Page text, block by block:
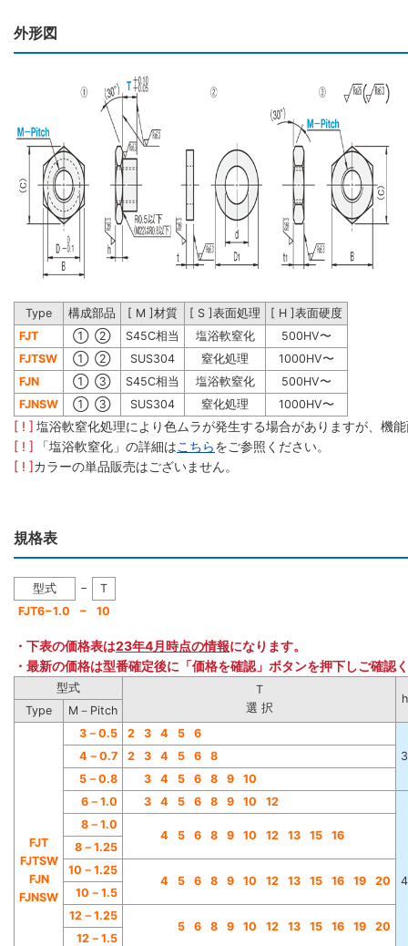
外形図
Type 構成部品 [ M ]材質 [ S ]表面処理
[ H ]表面硬度
FJT
① ② S45C相当 塩浴軟窒化
500HV〜
FJTSW
① ② SUS304 窒化処理
1000HV〜
FJN
① ③ S45C相当 塩浴軟窒化
500HV〜
FJNSW
① ③ SUS304 窒化処理 1000HV〜
[ ! ] 塩浴軟窒化処理により色ムラが発生する場合がありますが、機
[ ! ]
「塩浴軟窒化」の詳細はこちらをご参照ください。
[ ! ]カラーの単品販売はございません。
規格表
型式 −
T
FJT6−1.0
− 10
・下表の価格表は23年4月時点の情報になります。
・最新の価格は型番確定後に「価格を確認」ボタンを押下しご確認
型式
T
選 択
h
Type
M－Pitch
FJT
FJTSW
FJN
FJNSW
3 － 0.5 2 3 4 5
6
3
4 － 0.7 2 3 4 5 6
8
5 － 0.8 3 4 5 6 8 9 10
6 － 1.0 3 4 5 6 8 9 10 12
4
8 － 1.0
4
5 6 8 9 10 12 13 15 16
8 － 1.25
10 － 1.25
4
5 6 8 9 10 12 13 15 16 19 20
10 － 1.5
12 － 1.25
5
6 8 9 10 12 13 15 16 19 20
12 － 1.5